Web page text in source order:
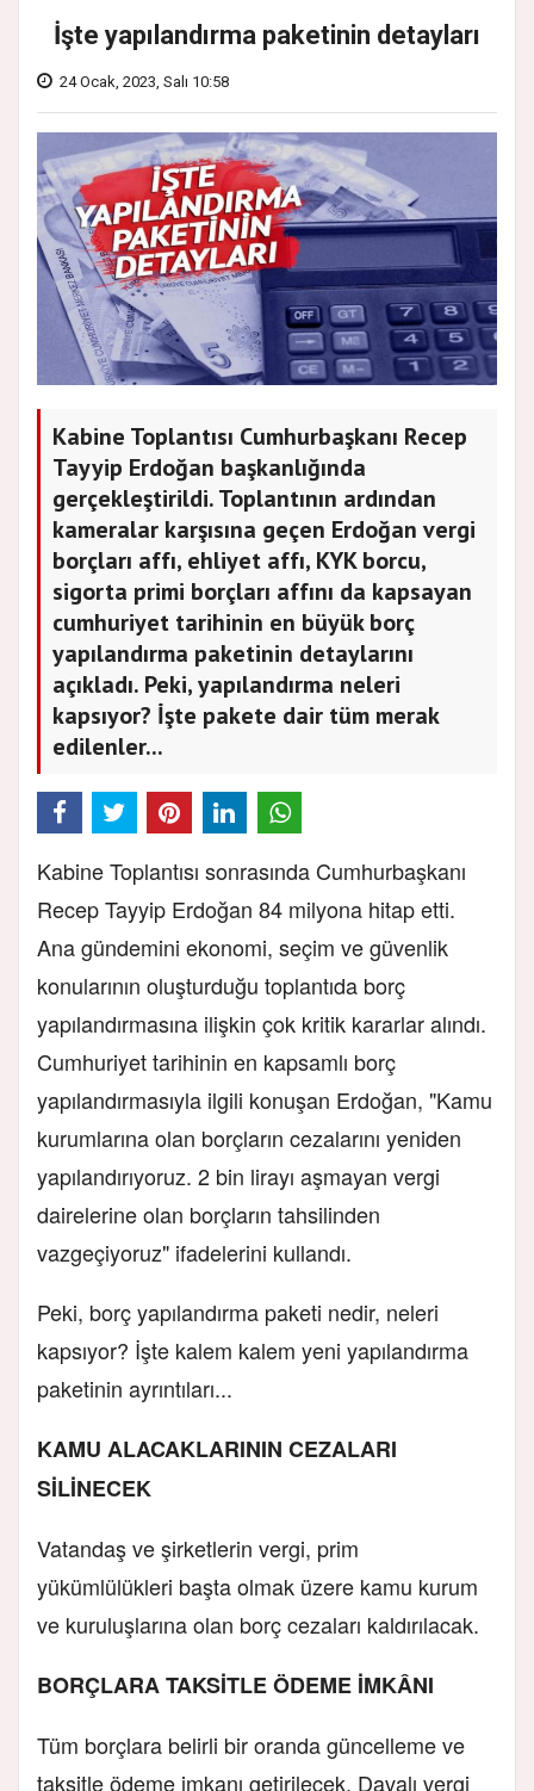
İşte yapılandırma paketinin detayları
24 Ocak, 2023, Salı 10:58
Kabine Toplantısı Cumhurbaşkanı Recep
Tayyip Erdoğan başkanlığında
gerçekleştirildi. Toplantının ardından
kameralar karşısına geçen Erdoğan vergi
borçları affı, ehliyet affı, KYK borcu,
sigorta primi borçları affını da kapsayan
cumhuriyet tarihinin en büyük borç
yapılandırma paketinin detaylarını
açıkladı. Peki, yapılandırma neleri
kapsıyor? İşte pakete dair tüm merak
edilenler...
Kabine Toplantısı sonrasında Cumhurbaşkanı
Recep Tayyip Erdoğan 84 milyona hitap etti.
Ana gündemini ekonomi, seçim ve güvenlik
konularının oluşturduğu toplantıda borç
yapılandırmasına ilişkin çok kritik kararlar alındı.
Cumhuriyet tarihinin en kapsamlı borç
yapılandırmasıyla ilgili konuşan Erdoğan, "Kamu
kurumlarına olan borçların cezalarını yeniden
yapılandırıyoruz. 2 bin lirayı aşmayan vergi
dairelerine olan borçların tahsilinden
vazgeçiyoruz" ifadelerini kullandı.
Peki, borç yapılandırma paketi nedir, neleri
kapsıyor? İşte kalem kalem yeni yapılandırma
paketinin ayrıntıları...
KAMU ALACAKLARININ CEZALARI
SİLİNECEK
Vatandaş ve şirketlerin vergi, prim
yükümlülükleri başta olmak üzere kamu kurum
ve kuruluşlarına olan borç cezaları kaldırılacak.
BORÇLARA TAKSİTLE ÖDEME İMKÂNI
Tüm borçlara belirli bir oranda güncelleme ve
taksitle ödeme imkanı getirilecek. Davalı vergi